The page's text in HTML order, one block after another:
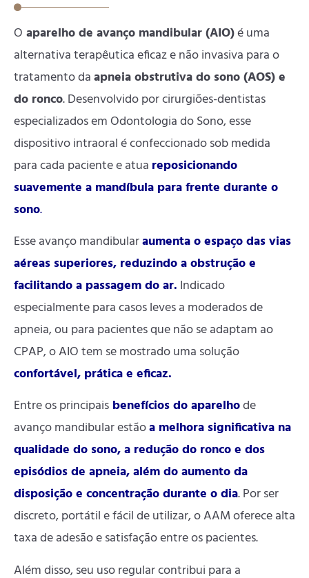
O aparelho de avanço mandibular (AIO)é uma
alternativa terapêutica eficaz e não invasiva para o
tratamento daapneia obstrutiva do sono (AOS) e
do ronco. Desenvolvido por cirurgiões-dentistas
especializados em Odontologia do Sono, esse
dispositivo intraoral é confeccionado sob medida
para cada paciente e atua reposicionando
suavemente a mandíbula para frente durante o
sono.
Esse avanço mandibularaumenta o espaço das vias
aéreas superiores, reduzindo a obstrução e
facilitando a passagem do ar. Indicado
especialmente para casos leves a moderados de
apneia, ou para pacientes que não se adaptam ao
CPAP, o AIO tem se mostrado uma solução
confortável, prática e eficaz.
Entre os principais benefícios do aparelhode
avanço mandibular estãoa melhora significativa na
qualidade do sono, a redução do ronco e dos
episódios de apneia, além do aumento da
disposição e concentração durante o dia. Por ser
discreto, portátil e fácil de utilizar, o AAM oferece alta
taxa de adesão e satisfação entre os pacientes.
Além disso, seu uso regular contribui para a